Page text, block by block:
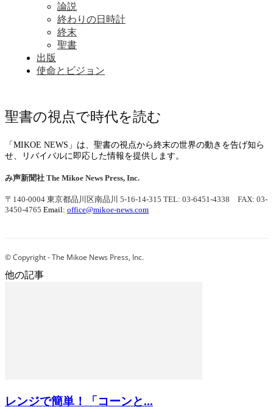
論説
終わりの日時計
終末
聖書
出版
使命とビジョン
聖書の視点で時代を読む
「MIKOE NEWS」は、聖書の視点から終末の世界の動きを告げ知ら
せ、リバイバルに即応した情報を提供します。
み声新聞社 The Mikoe News Press, Inc.
〒140-0004 東京都品川区南品川 5-16-14-315 TEL: 03-6451-4338 FAX: 03-
3450-4765 Email: office@mikoe-news.com
© Copyright - The Mikoe News Press, Inc.
他の記事
レンジで簡単！「コーンと...